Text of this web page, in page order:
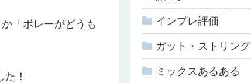
「ボレーがどうも
！
インプレ評価
ガット・ストリング
ミックスあるある